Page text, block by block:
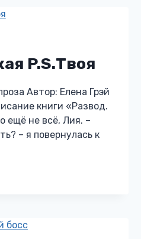
P.S.Твоя
Автор: Елена Грэй
книги «Развод.
ещё не всё, Лия. –
– я повернулась к